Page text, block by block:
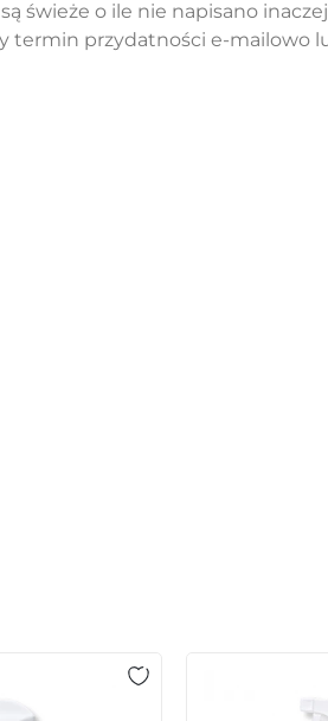
świeże o ile nie napisano
termin przydatności e-mailowo